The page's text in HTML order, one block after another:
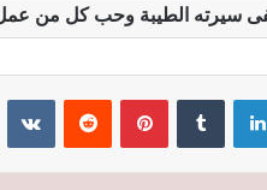
سيرته الطيبة وحب كل من
لينكدإن بينتيريست